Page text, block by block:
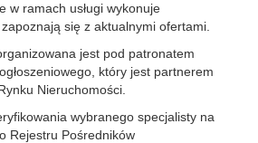
w ramach usługi wykonuje
się z aktualnymi ofertami.
jest pod patronatem
który jest partnerem
Nieruchomości.
wybranego specjalisty na
Rejestru Pośredników